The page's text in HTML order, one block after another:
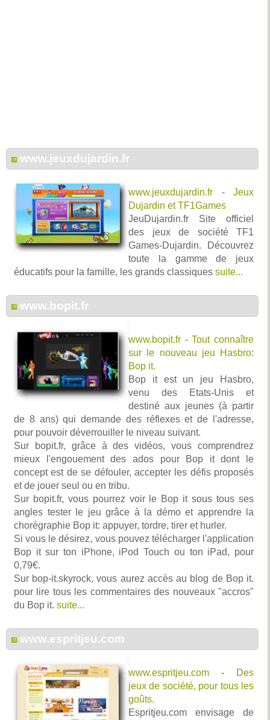
www.jeuxdujardin.fr
www.jeuxdujardin.fr - Jeux
Dujardin et TF1Games
JeuDujardin.fr Site officiel
des jeux de société TF1
Games-Dujardin. Découvrez
toute la gamme de jeux
éducatifs pour la famille, les grands classiques suite...
www.bopit.fr
www.bopit.fr -Tout connaître
sur le nouveau jeu Hasbro:
Bop it.
Bop it est un jeu Hasbro,
venu des Etats-Unis et
destiné aux jeunes (à partir
de 8 ans) qui demande des réflexes et de l'adresse,
pour pouvoir déverrouiller le niveau suivant.
Sur bopit.fr, grâce à des vidéos, vous comprendrez
mieux l'engouement des ados pour Bop it dont le
concept est de se défouler, accepter les défis proposés
et de jouer seul ou en tribu.
Sur bopit.fr, vous pourrez voir le Bop it sous tous ses
angles tester le jeu grâce à la démo et apprendre la
chorégraphie Bop it: appuyer, tordre, tirer et hurler.
Si vous le désirez, vous pouvez télécharger l'application
Bop it sur ton iPhone, iPod Touch ou ton iPad, pour
0,79€.
Sur bop-it.skyrock, vous aurez accès au blog de Bop it.
pour lire tous les commentaires des nouveaux "accros"
du Bop it. suite...
www.espritjeu.com
www.espritjeu.com -
Des
jeux de société, pour tous les
goûts.
Espritjeu.com envisage de